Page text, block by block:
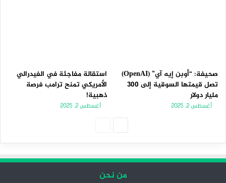
صحيفة: “أوبن إيه آي” (OpenAI)
تصل قيمتها السوقية إلى 300
مليار دولار
أغسطس 2, 2025
استقالة مفاجئة في الفيدرالي
الأمريكي تمنح ترامب فرصة
ذهبية!
أغسطس 2, 2025
من نحن